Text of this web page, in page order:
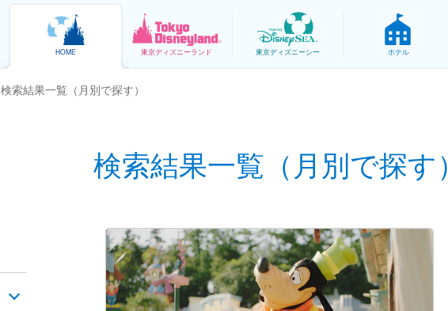
HOME 東京ディズニーランド 東京ディズニーシー ホテル
検索結果一覧（月別で探す）
検索結果一覧（月別で探す）